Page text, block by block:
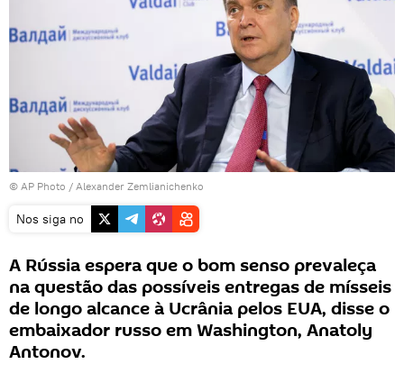
© AP Photo / Alexander Zemlianichenko
Nos siga no
A Rússia espera que o bom senso prevaleça
na questão das possíveis entregas de mísseis
de longo alcance à Ucrânia pelos EUA, disse o
embaixador russo em Washington, Anatoly
Antonov.